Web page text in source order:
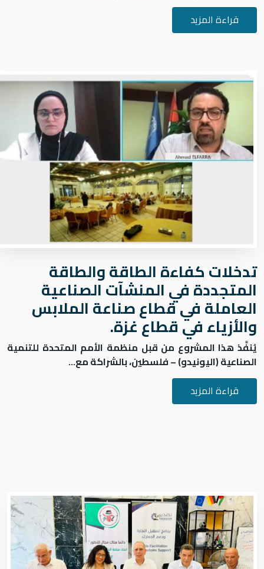
قراءة المزيد
ﺗﺪﺧﻼت ﻛﻔﺎءة اﻟﻄﺎﻗﺔ واﻟﻄﺎﻗﺔ
اﻟﻤﺘﺠﺪدة ﻓﻲ اﻟﻤﻨﺸﺂت اﻟﺼﻨﺎﻋﻴﺔ
اﻟﻌﺎﻣﻠﺔ ﻓﻲ ﻗﻄﺎع ﺻﻨﺎﻋﺔ اﻟﻤﻼﺑﺲ
واﻷزﻳﺎء ﻓﻲ ﻗﻄﺎع ﻏﺰة.
يُنفَّذ هذا المشروع من قبلمنظمة الأمم المتحدة للتنمية
الصناعية (اليونيدو) – فلسطين، بالشراكة مع...
قراءة المزيد